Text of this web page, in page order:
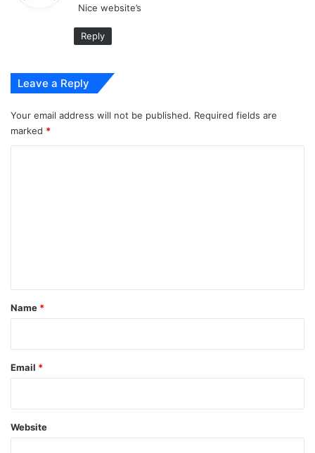
Nice website’s
Reply
Leave a Reply
Your email address will not be published. Required fields are
marked *
*
Name *
Email *
Website